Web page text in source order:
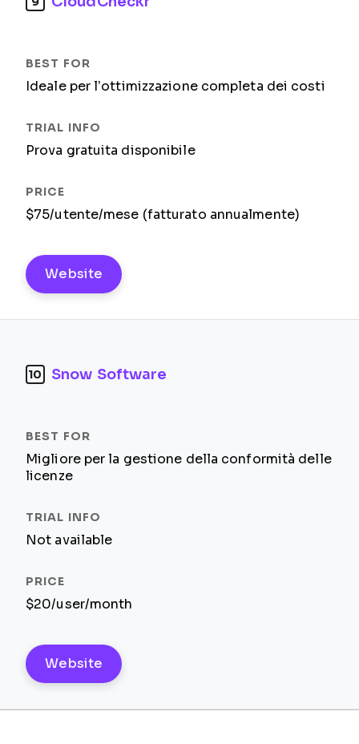
Ideale per l’ottimizzazione completa dei costi
Prova gratuita disponibile
$75/utente/mese (fatturato annualmente)
Website
10 Snow Software
Migliore per la gestione della conformità delle
licenze
Not available
$20/user/month
Website